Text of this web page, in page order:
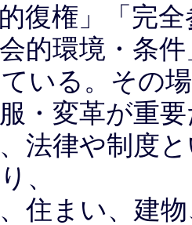
的復権」「完
的環境・条
いる。その
・変革が重
法律や制度
、
住まい、建物